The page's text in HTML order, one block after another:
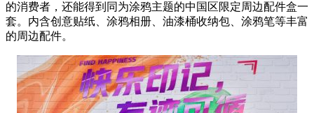
的消费者，还能得到同为涂鸦主题的中国区限定周边配件盒一
套。内含创意贴纸、涂鸦相册、油漆桶收纳包、涂鸦笔等丰富
的周边配件。